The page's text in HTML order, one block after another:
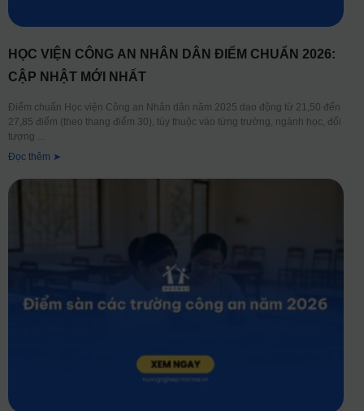
HỌC VIỆN CÔNG AN NHÂN DÂN ĐIỂM CHUẨN 2026:
CẬP NHẬT MỚI NHẤT
Điểm chuẩn Học viện Công an Nhân dân năm 2025 dao động từ 21,50 đến
27,85 điểm (theo thang điểm 30), tùy thuộc vào từng trường, ngành học, đối
tượng
Đọc thêm ➤